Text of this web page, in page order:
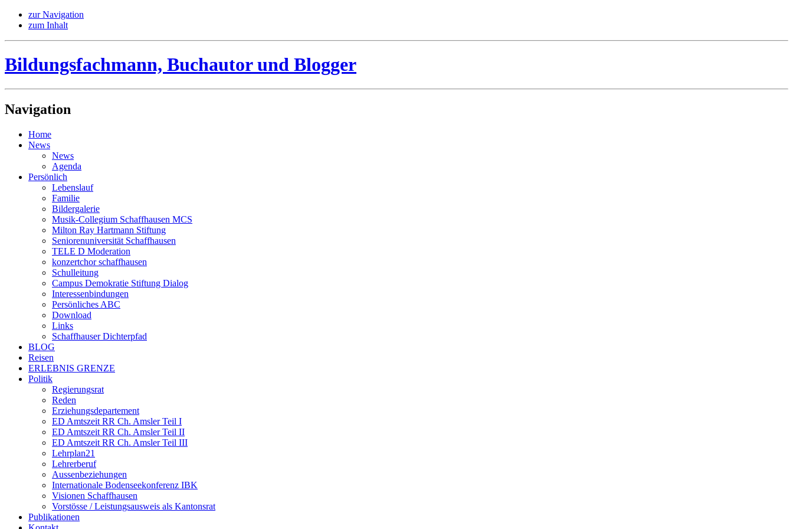
zur Navigation
zum Inhalt
Bildungsfachmann, Buchautor und Blogger
Navigation
Home
News
News
Agenda
Persönlich
Lebenslauf
Familie
Bildergalerie
Musik-Collegium Schaffhausen MCS
Milton Ray Hartmann Stiftung
Seniorenuniversität Schaffhausen
TELE D Moderation
konzertchor schaffhausen
Schulleitung
Campus Demokratie Stiftung Dialog
Interessenbindungen
Persönliches ABC
Download
Links
Schaffhauser Dichterpfad
BLOG
Reisen
ERLEBNIS GRENZE
Politik
Regierungsrat
Reden
Erziehungsdepartement
ED Amtszeit RR Ch. Amsler Teil I
ED Amtszeit RR Ch. Amsler Teil II
ED Amtszeit RR Ch. Amsler Teil III
Lehrplan21
Lehrerberuf
Aussenbeziehungen
Internationale Bodenseekonferenz IBK
Visionen Schaffhausen
Vorstösse / Leistungsausweis als Kantonsrat
Publikationen